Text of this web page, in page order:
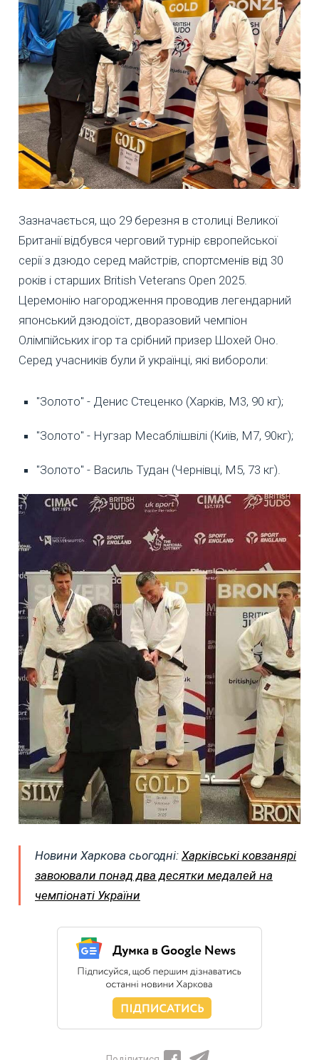
Зазначається, що 29 березня в столиці Великої
Британії відбувся черговий турнір європейської
серії з дзюдо серед майстрів, спортсменів від 30
років і старших British Veterans Open 2025.
Церемонію нагородження проводив легендарний
японський дзюдоїст, дворазовий чемпіон
Олімпійських ігор та срібний призер Шохей Оно.
Серед учасників були й українці, які вибороли:
"Золото" - Денис Стеценко (Харків, М3, 90 кг);
"Золото" - Нугзар Месаблішвілі (Київ, М7, 90кг);
"Золото" - Василь Тудан (Чернівці, М5, 73 кг).
Новини Харкова сьогодні: Харківські ковзанярі
завоювали понад два десятки медалей на
чемпіонаті України